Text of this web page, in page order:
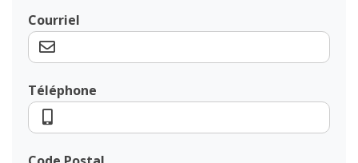
Courriel
Téléphone